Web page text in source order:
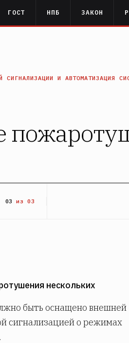
ГОСТ НПБ ЗАКОН
И АВТОМАТИЗАЦИЯ
03 из 03
нескольких
быть оснащено внешней
сигнализацией о режимах